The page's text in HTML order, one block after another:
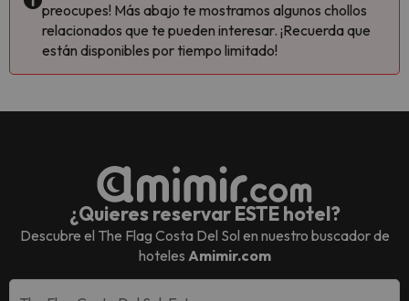
preocupes! Más abajo te mostramos algunos chollos
relacionados que te pueden interesar. ¡Recuerda que
están disponibles por tiempo limitado!
¿Quieres reservar ESTE hotel?
Descubre el The Flag Costa Del Sol en nuestro buscador de
hoteles Amimir.com